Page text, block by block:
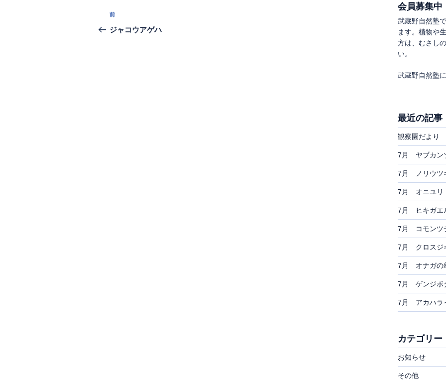
投
稿
過
去
前
ジャコウアゲハ
会員募集中
武蔵野自然塾
ます。植物や
方は、むさし
い。
武蔵野自然塾
最近の記事
観察園だより
7月 ヤブカン
7月 ノリウツ
7月 オニユリ
7月 ヒキガエ
7月 コモンツ
7月 クロスジ
7月 オナガの
7月 ゲンジボ
7月 アカハラ
カテゴリー
お知らせ
その他